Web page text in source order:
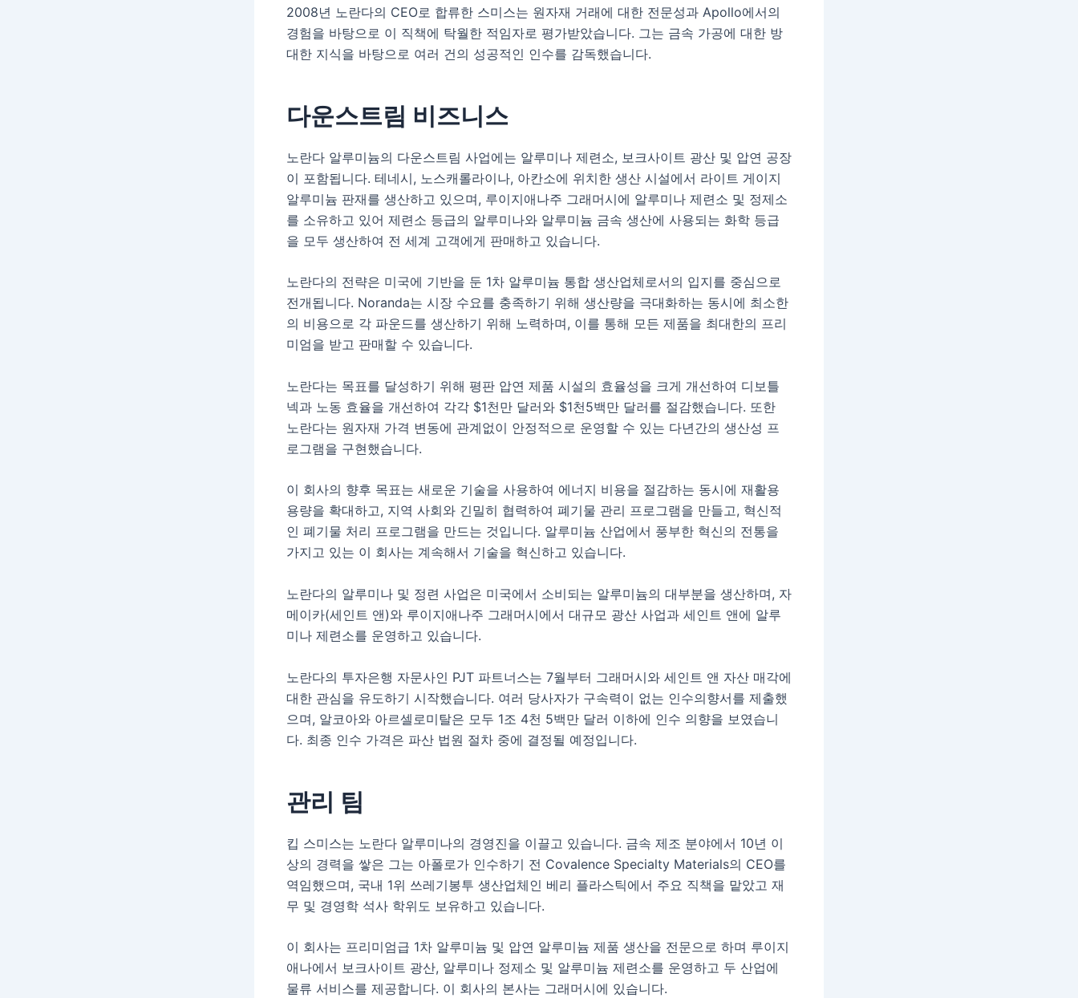
2008년 노란다의 CEO로 합류한 스미스는 원자재 거래에 대한 전문성과 Apollo에서의
경험을 바탕으로 이 직책에 탁월한 적임자로 평가받았습니다. 그는 금속 가공에 대한 방
대한 지식을 바탕으로 여러 건의 성공적인 인수를 감독했습니다.
다운스트림 비즈니스
노란다 알루미늄의 다운스트림 사업에는 알루미나 제련소, 보크사이트 광산 및 압연 공장
이 포함됩니다. 테네시, 노스캐롤라이나, 아칸소에 위치한 생산 시설에서 라이트 게이지
알루미늄 판재를 생산하고 있으며, 루이지애나주 그래머시에 알루미나 제련소 및 정제소
를 소유하고 있어 제련소 등급의 알루미나와 알루미늄 금속 생산에 사용되는 화학 등급
을 모두 생산하여 전 세계 고객에게 판매하고 있습니다.
노란다의 전략은 미국에 기반을 둔 1차 알루미늄 통합 생산업체로서의 입지를 중심으로
전개됩니다. Noranda는 시장 수요를 충족하기 위해 생산량을 극대화하는 동시에 최소한
의 비용으로 각 파운드를 생산하기 위해 노력하며, 이를 통해 모든 제품을 최대한의 프리
미엄을 받고 판매할 수 있습니다.
노란다는 목표를 달성하기 위해 평판 압연 제품 시설의 효율성을 크게 개선하여 디보틀
넥과 노동 효율을 개선하여 각각 $1천만 달러와 $1천5백만 달러를 절감했습니다. 또한
노란다는 원자재 가격 변동에 관계없이 안정적으로 운영할 수 있는 다년간의 생산성 프
로그램을 구현했습니다.
이 회사의 향후 목표는 새로운 기술을 사용하여 에너지 비용을 절감하는 동시에 재활용
용량을 확대하고, 지역 사회와 긴밀히 협력하여 폐기물 관리 프로그램을 만들고, 혁신적
인 폐기물 처리 프로그램을 만드는 것입니다. 알루미늄 산업에서 풍부한 혁신의 전통을
가지고 있는 이 회사는 계속해서 기술을 혁신하고 있습니다.
노란다의 알루미나 및 정련 사업은 미국에서 소비되는 알루미늄의 대부분을 생산하며, 자
메이카(세인트 앤)와 루이지애나주 그래머시에서 대규모 광산 사업과 세인트 앤에 알루
미나 제련소를 운영하고 있습니다.
노란다의 투자은행 자문사인 PJT 파트너스는 7월부터 그래머시와 세인트 앤 자산 매각에
대한 관심을 유도하기 시작했습니다. 여러 당사자가 구속력이 없는 인수의향서를 제출했
으며, 알코아와 아르셀로미탈은 모두 1조 4천 5백만 달러 이하에 인수 의향을 보였습니
다. 최종 인수 가격은 파산 법원 절차 중에 결정될 예정입니다.
관리 팀
킵 스미스는 노란다 알루미나의 경영진을 이끌고 있습니다. 금속 제조 분야에서 10년 이
상의 경력을 쌓은 그는 아폴로가 인수하기 전 Covalence Specialty Materials의 CEO를
역임했으며, 국내 1위 쓰레기봉투 생산업체인 베리 플라스틱에서 주요 직책을 맡았고 재
무 및 경영학 석사 학위도 보유하고 있습니다.
이 회사는 프리미엄급 1차 알루미늄 및 압연 알루미늄 제품 생산을 전문으로 하며 루이지
애나에서 보크사이트 광산, 알루미나 정제소 및 알루미늄 제련소를 운영하고 두 산업에
물류 서비스를 제공합니다. 이 회사의 본사는 그래머시에 있습니다.